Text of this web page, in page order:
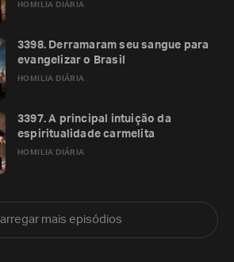
HOMILIA DIÁRIA
HOMILIA DIÁRIA
3398. Derramaram seu sangue para
evangelizar o Brasil
HOMILIA DIÁRIA
3397. A principal intuição da
espiritualidade carmelita
mais episódios